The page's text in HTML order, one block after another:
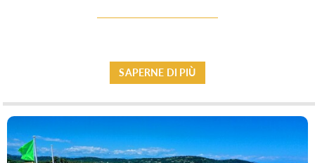
RISTORAZIONE
SAPERNE DI PIÙ